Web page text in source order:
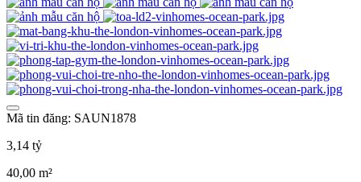
Mã tin đăng: SAUN1878
3,14 tỷ
40,00 m²